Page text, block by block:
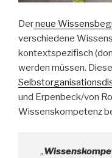
Derneue
verschiedene
kontextspezifisch
werden müssen.
und Erpenbeck/von
Wissenskompetenz
„